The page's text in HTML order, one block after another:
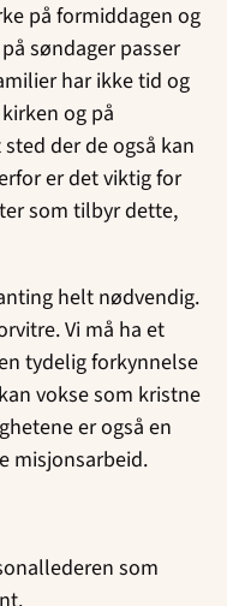
på formiddagen og
søndager passer
har ikke tid og
og på
der de også kan
er det viktig for
som tilbyr dette,
helt nødvendig.
Vi må ha et
tydelig forkynnelse
vokse som kristne
er også en
misjonsarbeid.
som